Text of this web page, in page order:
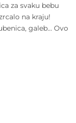
za svaku bebu
na kraju!
galeb… Ovo